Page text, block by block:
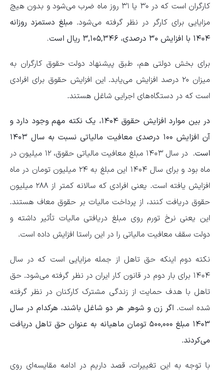
کارگران است که در ۳۰ یا ۳۱ روز ماه ضرب می‌شود و بدون هیچ
مزایایی برای کارگر در نظر گرفته می‌‎شود.
مبلغ دستمزد روزانه
۱۴۰۴ با افزایش ۳۰ درصدی،
۳,۱۰۵,۳۴۶ ریال است.
برای بخش دولتی هم، طبق پیشنهاد دولت حقوق کارگران به
میزان ۲۰ درصد افزایش می‌یابد. این افزایش حقوق برای افرادی
است که در دستگاه‌های اجرایی شاغل هستند.
در بین موارد افزایش حقوق ۱۴۰۴، یک نکته مهم وجود دارد و
آن افزایش ۱۰۰ درصدی معافیت مالیاتی نسبت به سال ۱۴۰۳
است
. در سال ۱۴۰۳ مبلغ معافیت مالیاتی حقوق، ۱۲ میلیون در
ماه بود و برای سال ۱۴۰۴ این مبلغ به ۲۴ میلیون تومان در ماه
افزایش یافته است. یعنی افرادی که سالانه کمتر از ۲۸۸ میلیون
حقوق دریافت کنند، از پرداخت مالیات بر حقوق معاف هستند.
این یعنی نرخ تورم روی مبلغ دریافتی مالیات تأثیر داشته و
دولت سقف معافیت مالیاتی را در این راستا افزایش داده‌‌ است.
نکته دوم اینکه حق تاهل از جمله مزایایی است که در سال
۱۴۰۴ برای بار دوم در قانون کار ایران در نظر گرفته می‌شود. حق
تاهل با هدف حمایت از زندگی مشترک کارکنان در نظر گرفته
شده است. اگر زن و شوهر هر دو شاغل باشند، هرکدام در سال
۱۴۰۳ مبلغ ۵۰۰,۰۰۰ تومان ماهیانه به عنوان حق تاهل دریافت
می‌کردند.
با توجه به این تغییرات، قصد داریم در ادامه مقایسه‌ای روی